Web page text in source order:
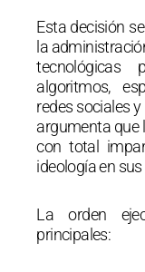
Esta decisión
la
algoritmos,
redes sociales
argumenta que
con total
ideología en
La orden
principales: